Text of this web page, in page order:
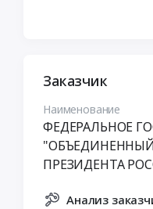
Заказчик
Наименование
ФЕДЕРАЛЬНОЕ
ПРЕЗИДЕНТА
Анализ